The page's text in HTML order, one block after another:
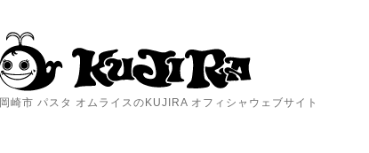
岡崎市 パスタ オムライスのKUJIRA オフィシャウェブサイト